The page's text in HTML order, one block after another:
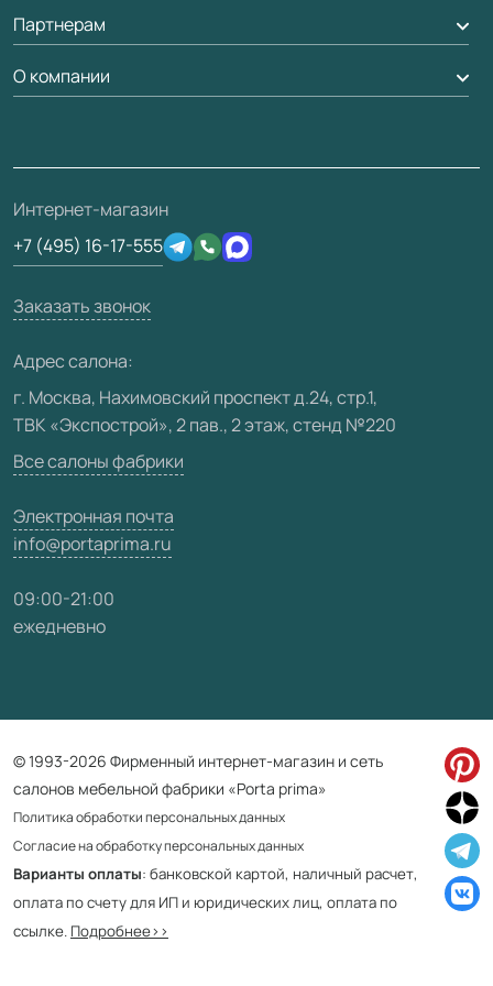
Рейки, баффели, стеллажи
Погонаж
Гарантия
Вопрос-ответ
Отзывы клиентов
Техническая информация
Юридическая информация
Вызов замерщика
Доставка
Партнерам
Дизайнерам / архитекторам
Скачать материалы
3D-модели
О компании
О фабрике
Сертификаты
Производство
Вакансии
Видео
Карта сайта
Интернет-магазин
+7 (495) 16-17-555
Заказать звонок
Адрес салона:
г. Москва, Нахимовский проспект д.24, стр.1,
ТВК «Экспострой», 2 пав., 2 этаж, стенд №220
Все салоны фабрики
Электронная почта
info@portaprima.ru
09:00-21:00
ежедневно
© 1993-2026 Фирменный интернет-магазин и сеть
салонов мебельной фабрики «Porta prima»
Политика обработки персональных данных
Согласие на обработку персональных данных
Варианты оплаты: банковской картой, наличный расчет,
оплата по счету для ИП и юридических лиц, оплата по
ссылке. Подробнее>>